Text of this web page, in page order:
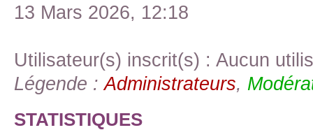
13 Mars 2026, 12:18
Utilisateur(s) inscrit(s) : Aucun
Légende :Administrateurs,
STATISTIQUES